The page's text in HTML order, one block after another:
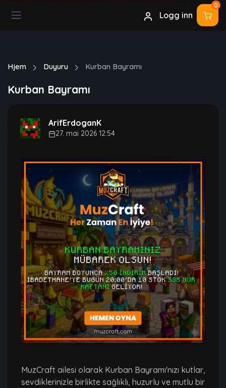
Logg inn
0
Hjem Duyuru Kurban Bayramı
Kurban Bayramı
ArifErdoganK
27. mai 2026 12:54
MuzCraft ailesi olarak Kurban Bayramı'nızı kutlar,
sevdiklerinizle birlikte sağlıklı, huzurlu ve mutlu bir